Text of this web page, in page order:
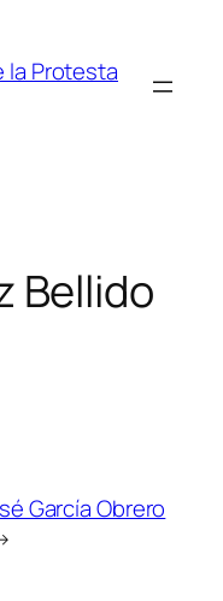
la Protesta
Bellido
García Obrero